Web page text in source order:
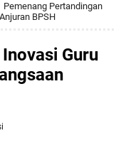
Pemenang Pertandingan
BPSH
Guru